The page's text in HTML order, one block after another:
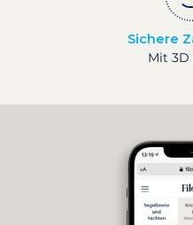
Sichere
Mit 3D